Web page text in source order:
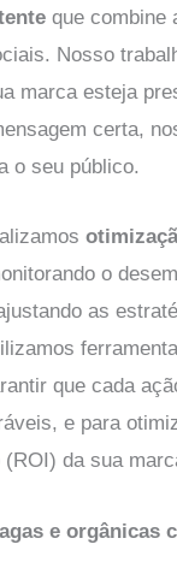
que combine
Nosso
marca esteja
certa,
o seu público.
o
as
que cada
e para
da sua
e orgânicas